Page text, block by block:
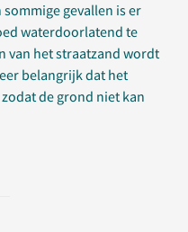
gevallen is er
waterdoorlatend te
van het straatzand wordt
belangrijk dat het
de grond niet kan